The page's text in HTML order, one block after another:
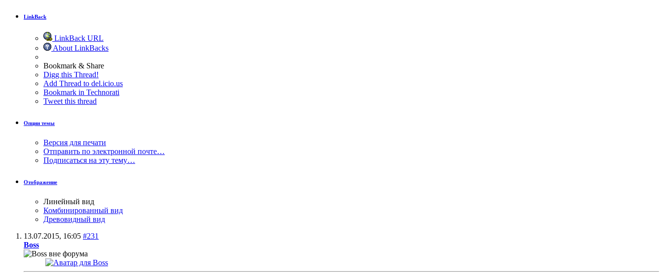
LinkBack
LinkBack URL
About LinkBacks
Bookmark & Share
Digg this Thread!
Add Thread to del.icio.us
Bookmark in Technorati
Tweet this thread
Опции темы
Версия для печати
Отправить по электронной почте…
Подписаться на эту тему…
Отображение
Линейный вид
Комбинированный вид
Древовидный вид
13.07.2015, 16:05 #231
Boss